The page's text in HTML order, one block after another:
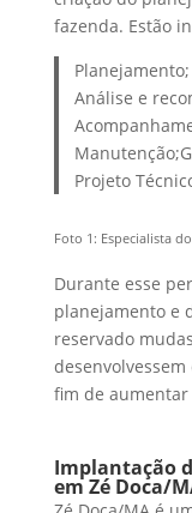
fazenda. Estão
Planejamento;
Análise e
Projeto
Foto 1: Especialista
Durante esse
planejamento e
reservado
fim de
Implantação
em Zé Doca/